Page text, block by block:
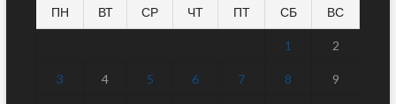
ПН ВТ СР ЧТ ПТ СБ ВС
1 2
3 4 5 6 7 8 9